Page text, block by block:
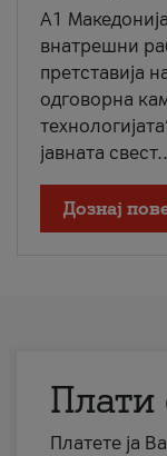
A1
внатрешни
претставија
одговорна
јавната
Дознај
Плати
Платете ја